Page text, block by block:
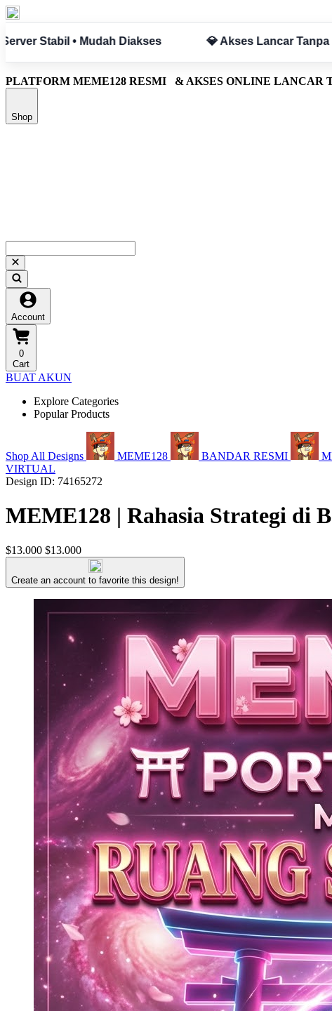
Hambatan ✅ Aman & Terpercaya
PLATFORM MEME128 RESMI & AKSES ONLINE LANCAR
Shop
Account
0
Cart
BUAT AKUN
Explore Categories
Popular Products
Shop All Designs MEME128 BANDAR RESMI
VIRTUAL
Design ID: 74165272
MEME128 | Rahasia Strategi di
$13.000 $13.000
Create an account to favorite this design!